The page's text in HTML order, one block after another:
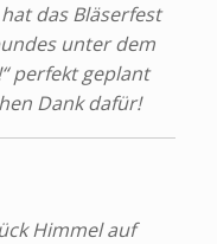
das Bläserfest
unter dem
perfekt geplant
Dank dafür!
Himmel auf